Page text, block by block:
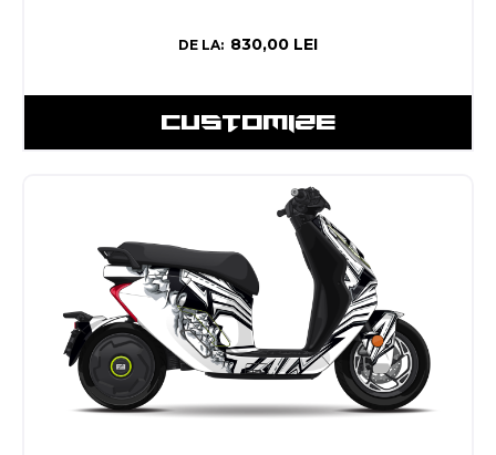
DE LA: 830,00 LEI
CUSTOMIZE